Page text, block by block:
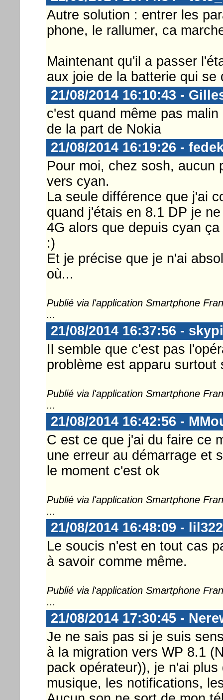
Autre solution : entrer les
phone, le rallumer, ca
Maintenant qu'il a passer
aux joie de la batterie qui se
21/08/2014 16:10:43 -
c'est quand même pas
de la part de Nokia
21/08/2014 16:19:26 -
Pour moi, chez sosh, aucun
vers cyan.
La seule différence que j'ai
quand j'étais en 8.1 DP je
4G alors que depuis cyan
:)
Et je précise que je n'ai
où...
Publié via l'application Smartphone
...
21/08/2014 16:37:56 -
Il semble que c'est pas
problème est apparu surtout
Publié via l'application Smartphone
...
21/08/2014 16:42:56 -
C est ce que j'ai du faire ce
une erreur au démarrage et
le moment c'est ok
Publié via l'application Smartphone
...
21/08/2014 16:48:09 - lil322
Le soucis n'est en tout cas
à savoir comme même.
Publié via l'application Smartphone
...
21/08/2014 17:30:45 -
Je ne sais pas si je suis
à la migration vers WP 8.1
pack opérateur)), je n'ai
musique, les notifications,